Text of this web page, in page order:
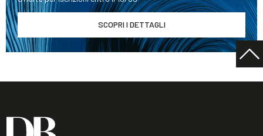
SCOPRI I DETTAGLI